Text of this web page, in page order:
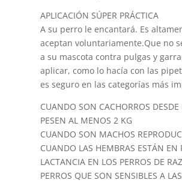
APLICACIÓN SÚPER PRÁCTICA
A su perro le encantará. Es
aceptan voluntariamente.Que no
a su mascota contra pulgas y
aplicar, como lo hacía con las
es seguro en las categorías más
CUANDO SON CACHORROS
PESEN AL MENOS 2 KG
CUANDO SON MACHOS
CUANDO LAS HEMBRAS ESTÁN EN
LACTANCIA EN LOS PERROS DE
PERROS QUE SON SENSIBLES A